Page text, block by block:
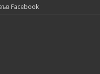
Facebook